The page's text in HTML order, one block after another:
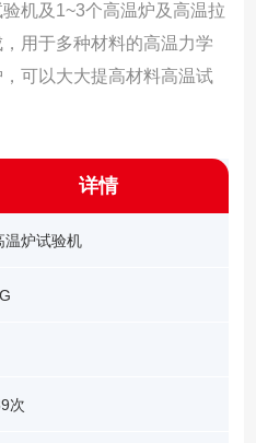
机及1~3个高温炉及高温拉
用于多种材料的高温力学
可以大大提高材料高温试
详情
温炉试验机
次